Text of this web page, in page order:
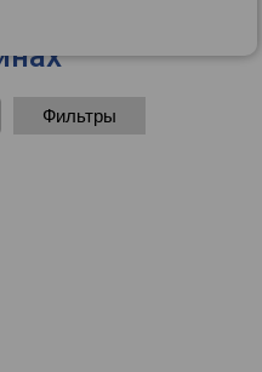
G.Skill - цены
Фильтры